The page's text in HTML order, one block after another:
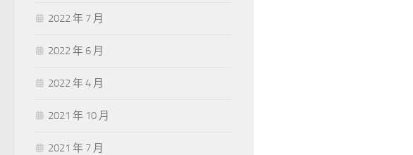
2022 年 7 月
2022 年 6 月
2022 年 4 月
2021 年 10 月
2021 年 7 月